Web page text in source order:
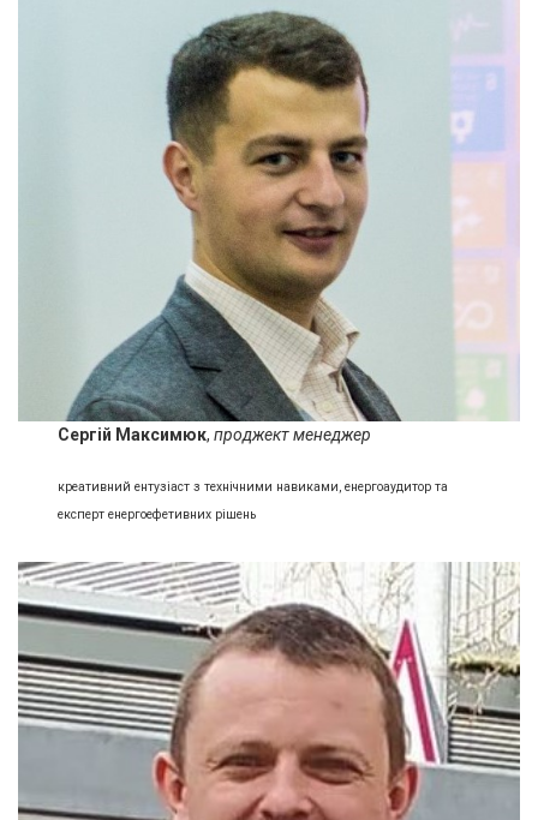
Сергій Максимюк,проджект менеджер
креативний ентузіаст з технічними навиками, енергоаудитор та
експерт енергоефетивних рішень